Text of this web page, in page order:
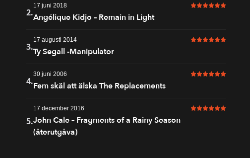
2.
17 juni 2018 6 av 6 i betyg
Angélique Kidjo – Remain in Light
3.
17 augusti 2014 6 av 6 i betyg
Ty Segall -Manipulator
4.
30 juni 2006 6 av 6 i betyg
Fem skäl att älska The Replacements
5.
17 december 2016 6 av 6 i betyg
John Cale – Fragments of a Rainy Season
(återutgåva)